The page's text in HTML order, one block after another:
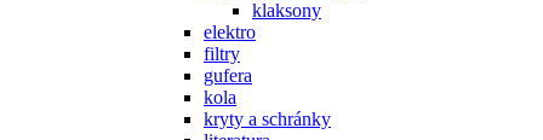
klaksony
elektro
filtry
gufera
kola
kryty a schránky